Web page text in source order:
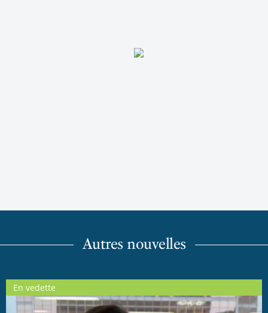
Autres nouvelles
En vedette